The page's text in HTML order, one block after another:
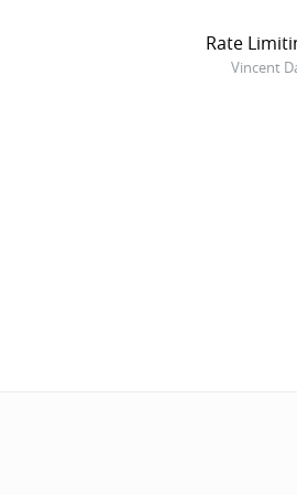
Rate
Vincent